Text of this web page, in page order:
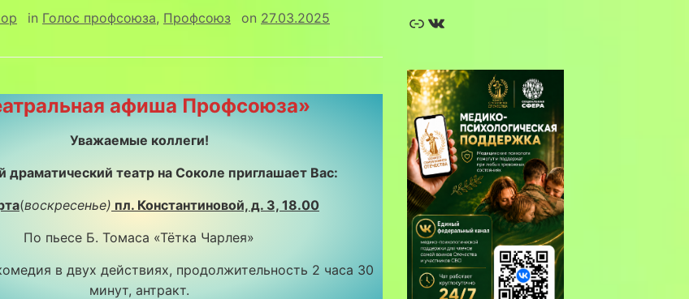
in Голос профсоюза, Профсоюз on 27.03.2025
афиша Профсоюза»
Уважаемые коллеги!
драматический театр на Соколе приглашает Вас:
(воскресенье) пл. Константиновой, д. 3, 18.00
По пьесе Б. Томаса «Тётка Чарлея»
в двух действиях, продолжительность 2 часа 30
минут, антракт.
Ссылка